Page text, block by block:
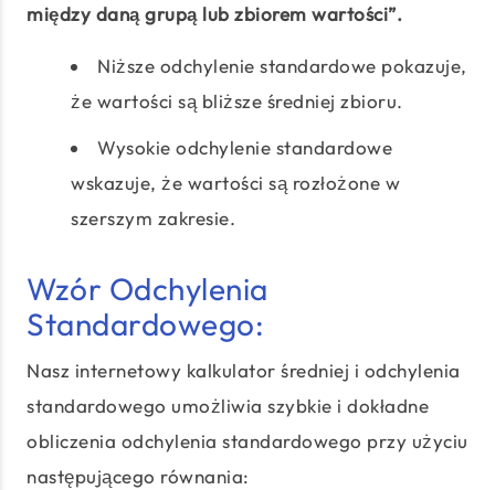
między daną grupą lub zbiorem wartości”.
Niższe odchylenie standardowe pokazuje,
że wartości są bliższe średniej zbioru.
Wysokie odchylenie standardowe
wskazuje, że wartości są rozłożone w
szerszym zakresie.
Wzór Odchylenia
Standardowego:
Nasz internetowy kalkulator średniej i odchylenia
standardowego umożliwia szybkie i dokładne
obliczenia odchylenia standardowego przy użyciu
następującego równania: